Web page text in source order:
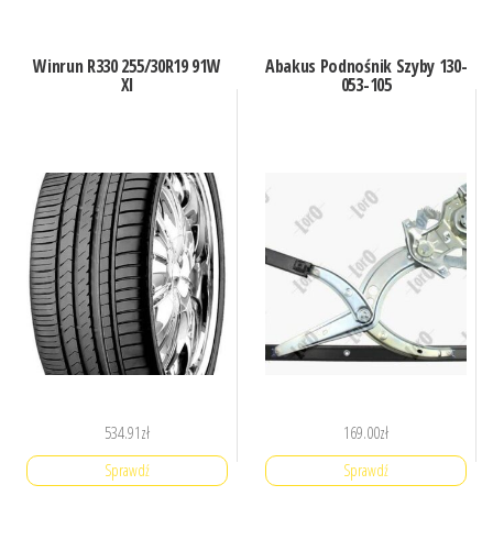
Winrun R330 255/30R19 91W
Xl
534.91zł
Sprawdź
Abakus Podnośnik Szyby 130-
053-105
169.00zł
Sprawdź